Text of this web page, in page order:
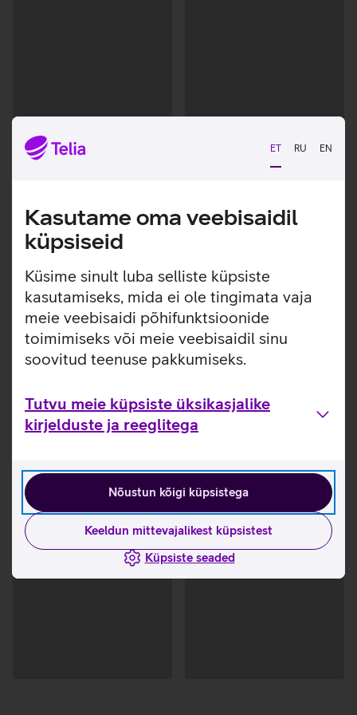
ET RU EN
Kasutame oma veebisaidil
küpsiseid
Küsime sinult luba selliste küpsiste
kasutamiseks, mida ei ole tingimata vaja
meie veebisaidi põhifunktsioonide
toimimiseks või meie veebisaidil sinu
soovitud teenuse pakkumiseks.
Tutvu meie küpsiste üksikasjalike
kirjelduste ja reeglitega
Nõustun kõigi küpsistega
Keeldun mittevajalikest küpsistest
Küpsiste seaded
Andmete
laadimine